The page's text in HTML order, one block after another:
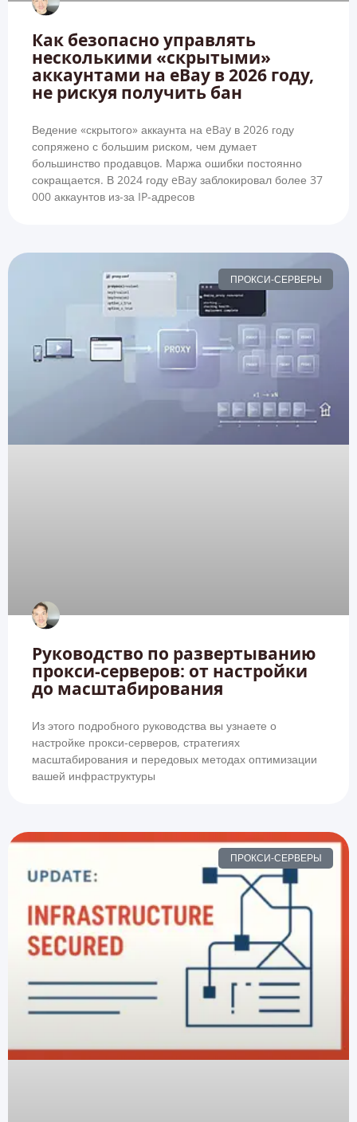
Как безопасно управлять
несколькими «скрытыми»
аккаунтами на eBay в 2026 году,
не рискуя получить бан
Ведение «скрытого» аккаунта на eBay в 2026 году
сопряжено с большим риском, чем думает
большинство продавцов. Маржа ошибки постоянно
сокращается. В 2024 году eBay заблокировал более 37
000 аккаунтов из-за IP-адресов
ПРОКСИ-СЕРВЕРЫ
Руководство по развертыванию
прокси-серверов: от настройки
до масштабирования
Из этого подробного руководства вы узнаете о
настройке прокси-серверов, стратегиях
масштабирования и передовых методах оптимизации
вашей инфраструктуры
ПРОКСИ-СЕРВЕРЫ